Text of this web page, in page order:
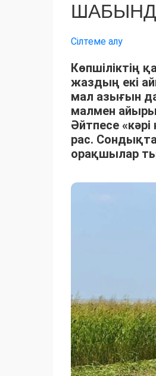
Сілтеме алу
Көпшіліктің
жаздың екі
мал азығын
малмен
Әйтпесе
рас.
орақшылар